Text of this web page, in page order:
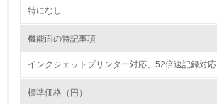
第三者認証を取得している
2.環境への取り組み
特になし
機能面の特記事項
インクジェットプリンター対応、52倍速記録対応
標準価格（円）